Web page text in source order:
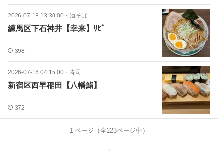
2026-07-18 13:30:00 ・ 油そば
練馬区下石神井【幸来】ﾘﾋﾟ
398
2026-07-16 04:15:00 ・ 寿司
新宿区西早稲田【八幡鮨】
372
1 ページ（全223ページ中）